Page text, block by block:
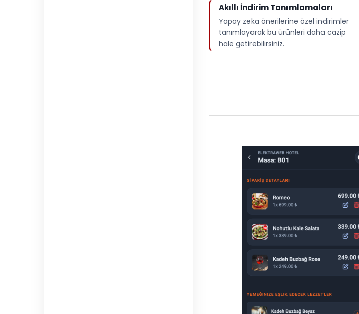
Akıllı İndirim Tanımlamaları
Yapay zeka önerilerine özel indirimler
tanımlayarak bu ürünleri daha cazip
hale getirebilirsiniz.